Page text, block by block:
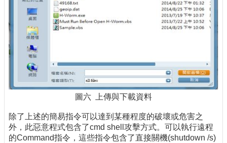
圖六 上傳與下載資料
除了上述的簡易指令可以達到某種程度的破壞或危害之
外，此惡意程式包含了cmd shell攻擊方式。可以執行遠程
的Command指令，這些指令包含了直接關機(shutdown /s)